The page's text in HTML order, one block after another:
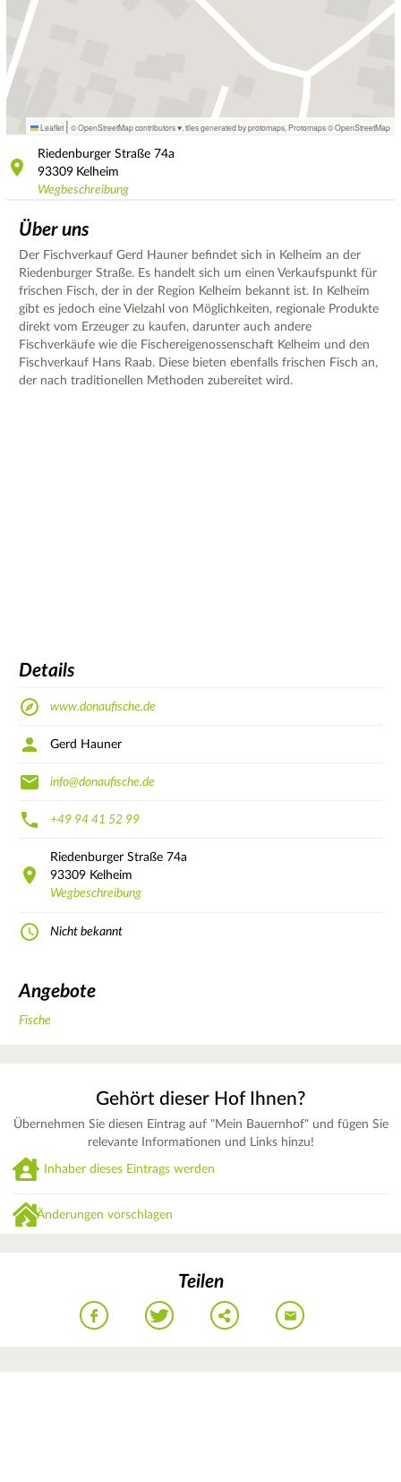
Leaflet | © OpenStreetMap contributors ♥, tiles generated by protomaps Protomaps©OpenStreetMap
Riedenburger Straße 74a
93309 Kelheim
Wegbeschreibung
Über uns
Der Fischverkauf Gerd Hauner befindet sich in Kelheim an der
Riedenburger Straße. Es handelt sich um einen Verkaufspunkt für
frischen Fisch, der in der Region Kelheim bekannt ist. In Kelheim
gibt es jedoch eine Vielzahl von Möglichkeiten, regionale Produkte
direkt vom Erzeuger zu kaufen, darunter auch andere
Fischverkäufe wie die Fischereigenossenschaft Kelheim und den
Fischverkauf Hans Raab. Diese bieten ebenfalls frischen Fisch an,
der nach traditionellen Methoden zubereitet wird.
Details
www.donaufische.de
Gerd Hauner
info@donaufische.de
+49 94 41 52 99
Riedenburger Straße 74a
93309 Kelheim
Wegbeschreibung
Nicht bekannt
Angebote
Fische
Gehört dieser Hof Ihnen?
Übernehmen Sie diesen Eintrag auf "Mein Bauernhof" und fügen Sie
relevante Informationen und Links hinzu!
Inhaber dieses Eintrags werden
Änderungen vorschlagen
Teilen